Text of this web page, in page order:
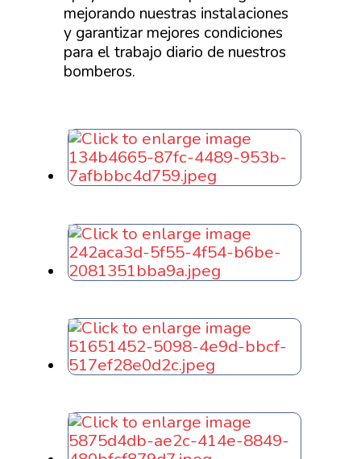
mejorando nuestras instalaciones
y garantizar mejores condiciones
para el trabajo diario de nuestros
bomberos.